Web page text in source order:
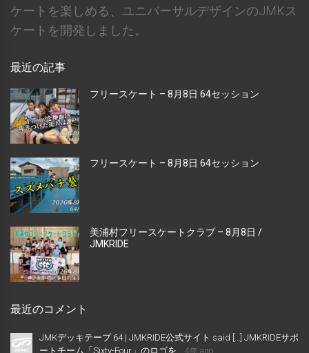
ケートを楽しめる、ユニバーサルデザインのJMKス
ケートを開発しました。
最近の記事
フリースケート – 8月8日 64セッション
フリースケート – 8月8日 64セッション
美浦村フリースケートクラブ – 8月8日 /
JMKRIDE
最近のコメント
JMKデッキテープ 64 | JMKRIDE公式サイト said […] JMKRIDEサポ
ートチーム「Sixty-Four」のロゴを...
4年 ago